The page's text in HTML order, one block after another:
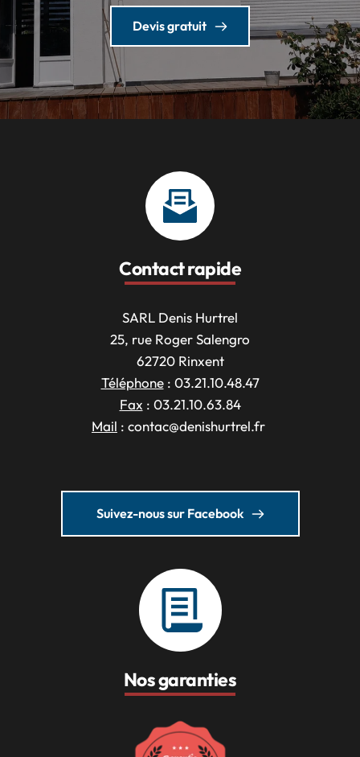
Devis gratuit
Contact rapide
SARL Denis Hurtrel
25, rue Roger Salengro
62720 Rinxent
Téléphone : 03.21.10.48.47
Fax : 03.21.10.63.84
Mail : contac@denishurtrel.fr
Suivez-nous sur Facebook
Nos garanties